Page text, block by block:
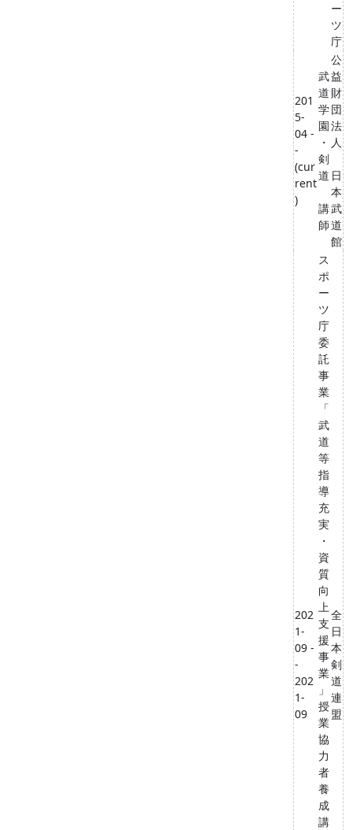
ー
ツ
庁
201
5-
04 -
-
(cur
rent
)
武
道
学
園
・
剣
道
講
師
公
益
財
団
法
人
日
本
武
道
館
202
1-
09 -
-
202
1-
09
ス
ポ
ー
ツ
庁
委
託
事
業
「
武
道
等
指
導
充
実
・
資
質
向
上
支
援
事
業
」
授
業
協
力
者
養
成
講
全
日
本
剣
道
連
盟